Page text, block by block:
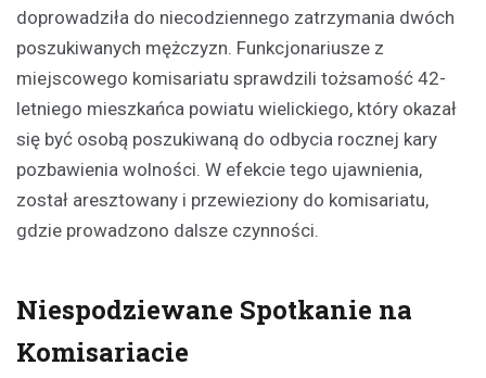
doprowadziła do niecodziennego zatrzymania dwóch
poszukiwanych mężczyzn. Funkcjonariusze z
miejscowego komisariatu sprawdzili tożsamość 42-
letniego mieszkańca powiatu wielickiego, który okazał
się być osobą poszukiwaną do odbycia rocznej kary
pozbawienia wolności. W efekcie tego ujawnienia,
został aresztowany i przewieziony do komisariatu,
gdzie prowadzono dalsze czynności.
Niespodziewane Spotkanie na
Komisariacie